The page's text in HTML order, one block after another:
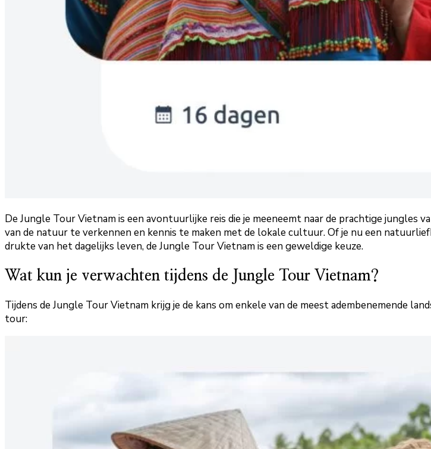
De Jungle Tour Vietnam is een avontuurlijke reis die je meeneemt naar de prachtige jungles
van de natuur te verkennen en kennis te maken met de lokale cultuur. Of je nu een
drukte van het dagelijks leven, de Jungle Tour Vietnam is een geweldige keuze.
Wat kun je verwachten tijdens de Jungle Tour Vietnam?
Tijdens de Jungle Tour Vietnam krijg je de kans om enkele van de meest adembenemende
tour: